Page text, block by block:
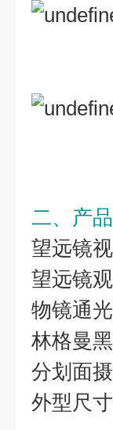
二、产
望远镜
望远镜
物镜通
林格曼
分划面
外型尺